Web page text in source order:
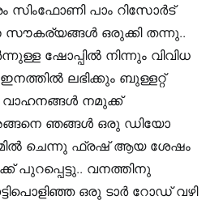
സിംഫോണി പാം റിസോർട്
സൗകര്യങ്ങൾ ഒരുക്കി തന്നു..
ഷോപ്പിൽ നിന്നും വിവിധ
ലഭിക്കും ബുള്ളറ്റ്
നമുക്ക്
ഞങ്ങൾ ഒരു ഡിയോ
ചെന്നു ഫ്രഷ് ആയ ശേഷം
പുറപ്പെട്ടു.. വനത്തിനു
ഒരു ടാർ റോഡ് വഴി